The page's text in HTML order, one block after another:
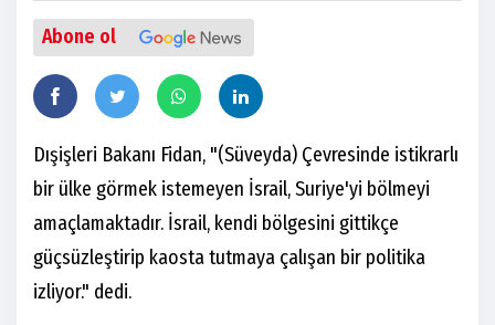
Abone ol
Dışişleri Bakanı Fidan, "(Süveyda) Çevresinde istikrarlı
bir ülke görmek istemeyen İsrail, Suriye'yi bölmeyi
amaçlamaktadır. İsrail, kendi bölgesini gittikçe
güçsüzleştirip kaosta tutmaya çalışan bir politika
izliyor." dedi.